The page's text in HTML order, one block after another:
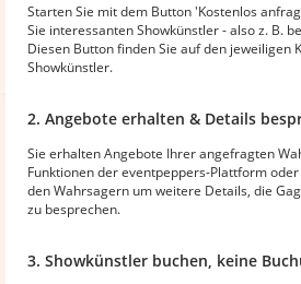
Starten Sie mit dem Button 'Kostenlos
Sie interessanten Showkünstler - also z. B.
Diesen Button finden Sie auf den jeweiligen
Showkünstler.
2. Angebote erhalten & Details
Sie erhalten Angebote Ihrer angefragten
Funktionen der eventpeppers-Plattform
den Wahrsagern um weitere Details, die
zu besprechen.
3. Showkünstler buchen, keine